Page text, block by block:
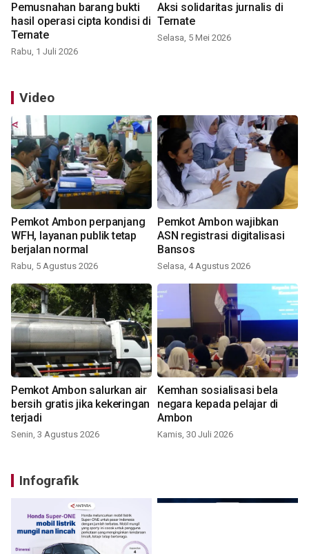
Pemusnahan barang bukti
hasil operasi cipta kondisi di
Ternate
Rabu, 1 Juli 2026
Aksi solidaritas jurnalis di
Ternate
Selasa, 5 Mei 2026
Video
Pemkot Ambon perpanjang
WFH, layanan publik tetap
berjalan normal
Rabu, 5 Agustus 2026
Pemkot Ambon wajibkan
ASN registrasi digitalisasi
Bansos
Selasa, 4 Agustus 2026
Pemkot Ambon salurkan air
bersih gratis jika kekeringan
terjadi
Senin, 3 Agustus 2026
Kemhan sosialisasi bela
negara kepada pelajar di
Ambon
Kamis, 30 Juli 2026
Infografik